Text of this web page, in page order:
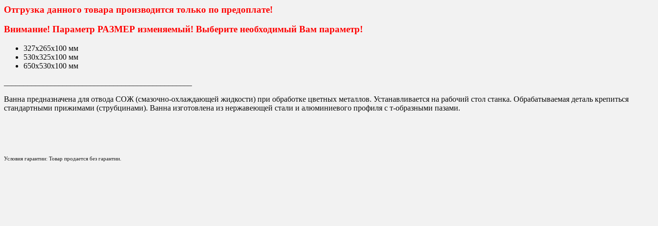
Отгрузка данного товара производится только по предоплате!
Внимание! Параметр РАЗМЕР изменяемый! Выберите необходимый Вам параметр!
327х265х100 мм
530х325х100 мм
650х530х100 мм
Ванна предназначена для отвода СОЖ (смазочно-охлаждающей жидкости) при обработке цветных металлов. Устанавливается на рабочий стол станка. Обрабатываемая деталь крепиться
стандартными прижимами (струбцинами). Ванна изготовлена из нержавеющей стали и алюминиевого профиля с т-образными пазами.
Условия гарантии: Товар продается без гарантии.